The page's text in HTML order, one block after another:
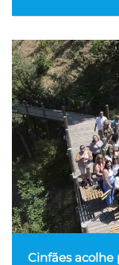
Cinfães